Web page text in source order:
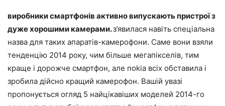
виробники смартфонів активно випускають пристрої з
дуже хорошими камерами.з’явилася навіть спеціальна
назва для таких апаратів-камерофони. Саме вони взяли
тенденцію 2014 року, чим більше мегапікселів, тим
краще і дорожче смартфон, але nokia всіх обставила і
зробила дійсно кращий камерофон. Вашій увазі
пропонується огляд 5 найцікавіших моделей 2014-го